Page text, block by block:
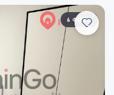
6 ФОТО